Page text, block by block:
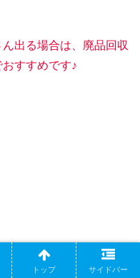
出る場合は、廃品回収
すすめです♪
トップ サイドバー